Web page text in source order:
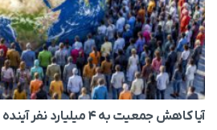
آیا کاهش جمعیت به ۴ میلیارد نفر آینده بشر را تضمین می‌ کند؟